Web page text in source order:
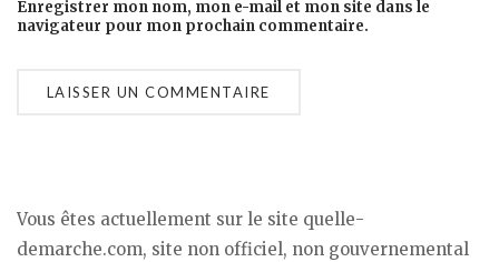
Enregistrer mon nom, mon e-mail et mon site dans le
navigateur pour mon prochain commentaire.
Vous êtes actuellement sur le site quelle-
demarche.com, site non officiel, non gouvernemental